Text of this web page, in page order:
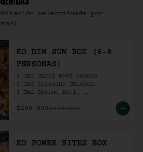
selecciónada por
KO DIM SUM BOX (6-8
PERSONAS)
3 Und Curry Beef Samosa.
2 Und Sriracha Chicken.
3 Und Spring Roll.
3 Und Cha Siu Roll.
Gochujang Ribs.
$295.000$338.000
KO POWER BITES BOX